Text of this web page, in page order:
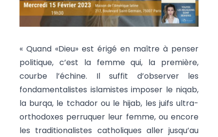
« Quand «Dieu» est érigé en maître à penser
politique, c’est la femme qui, la première,
courbe l’échine. Il suffit d’observer les
fondamentalistes islamistes imposer le niqab,
la burqa, le tchador ou le hijab, les juifs ultra-
orthodoxes perruquer leur femme, ou encore
les traditionalistes catholiques aller jusqu’au